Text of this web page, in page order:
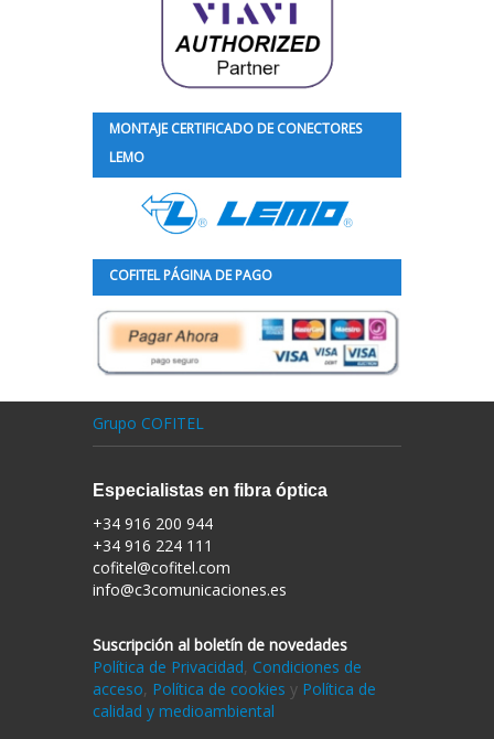
MONTAJE CERTIFICADO DE CONECTORES
LEMO
COFITEL PÁGINA DE PAGO
Grupo COFITEL
Especialistas en fibra óptica
+34 916 200 944
+34 916 224 111
cofitel@cofitel.com
info@c3comunicaciones.es
Suscripción al boletín de novedades
Política de Privacidad, Condiciones de
acceso, Política de cookies y Política de
calidad y medioambiental